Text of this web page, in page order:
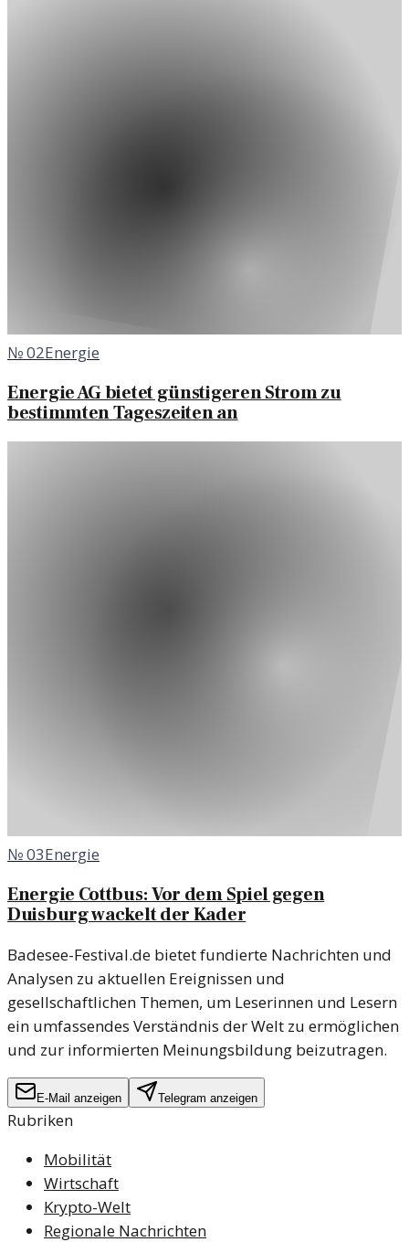
№02Energie
Energie AG bietet günstigeren Strom zu
bestimmten Tageszeiten an
№03Energie
Energie Cottbus: Vor dem Spiel gegen
Duisburg wackelt der Kader
Badesee-Festival.de bietet fundierte Nachrichten und
Analysen zu aktuellen Ereignissen und
gesellschaftlichen Themen, um Leserinnen und Lesern
ein umfassendes Verständnis der Welt zu ermöglichen
und zur informierten Meinungsbildung beizutragen.
E-Mail anzeigen Telegram anzeigen
Rubriken
Mobilität
Wirtschaft
Krypto-Welt
Regionale Nachrichten